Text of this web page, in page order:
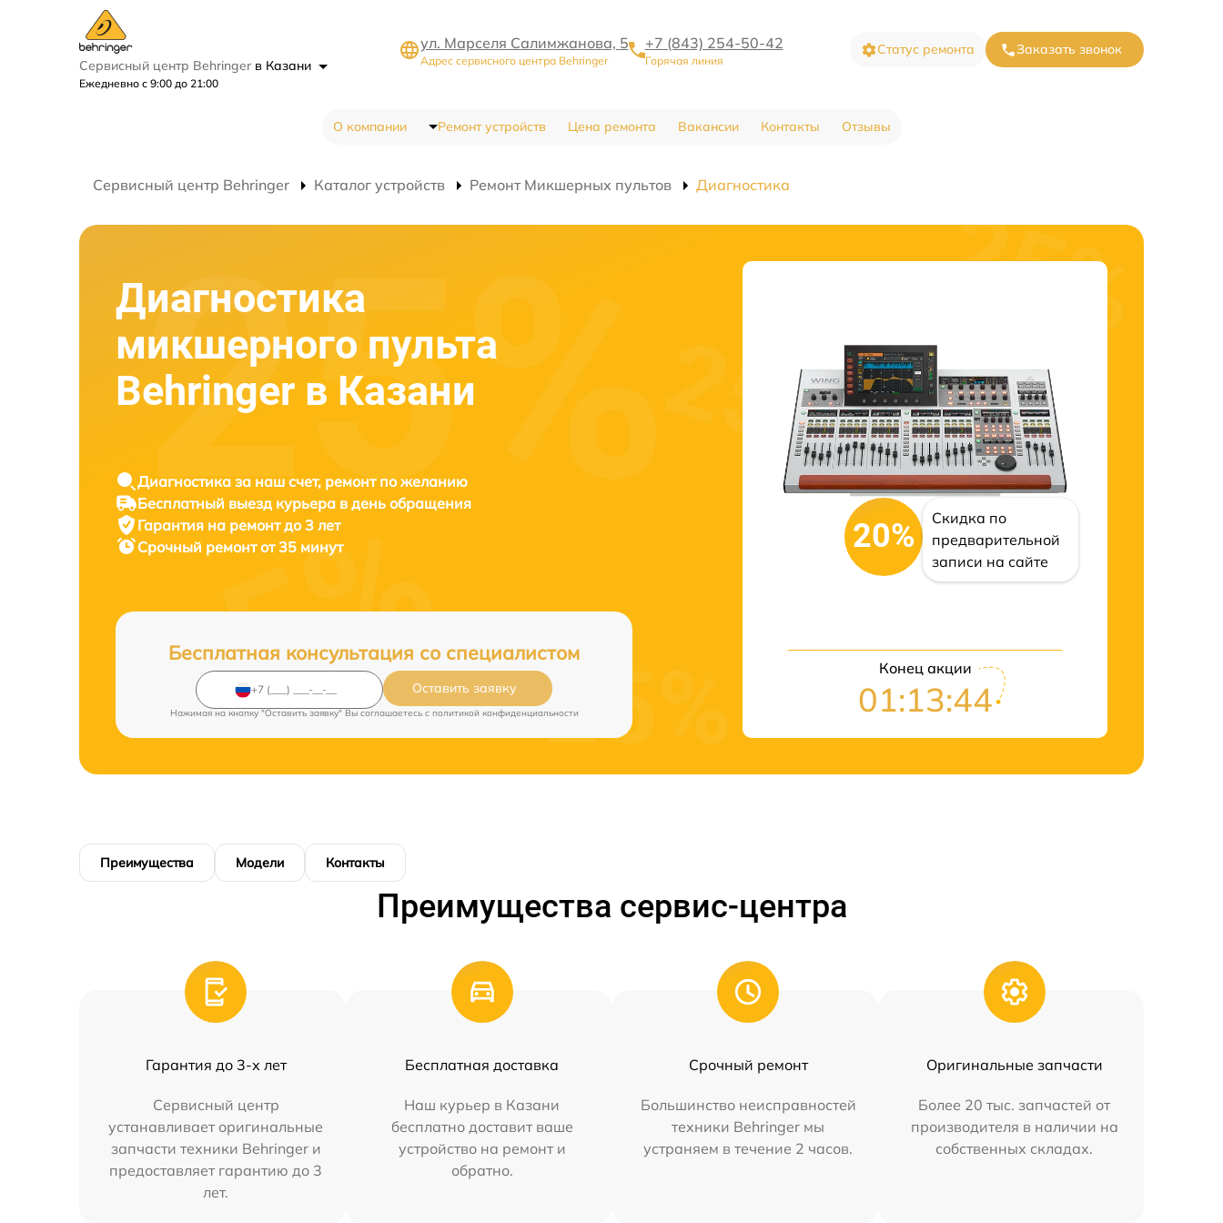
Сервисный центр Behringer в Казани
Ежедневно с 9:00 до 21:00
ул. Марселя Салимжанова, 5
Адрес сервисного центра Behringer
+7 (843) 254-50-42
Горячая линия
Статус ремонта Заказать звонок
О компании Ремонт устройств Цена ремонта Вакансии Контакты Отзывы
Сервисный центр Behringer Каталог устройств Ремонт Микшерных пультов Диагностика
Диагностика
микшерного пульта
Behringer в Казани
Диагностика за наш счет, ремонт по желанию
Бесплатный выезд курьера в день обращения
Гарантия на ремонт до 3 лет
Срочный ремонт от 35 минут
Бесплатная консультация со специалистом
Оставить заявку
Нажимая на кнопку "Оставить заявку" Вы соглашаетесь c политикой конфиденциальности
20%
Скидка по
предварительной
записи на сайте
Конец акции
01:13:43
Преимущества Модели Контакты
Преимущества сервис-центра
Гарантия до 3-х лет
Сервисный центр
устанавливает оригинальные
запчасти техники Behringer и
предоставляет гарантию до 3
лет.
Бесплатная доставка
Наш курьер в Казани
бесплатно доставит ваше
устройство на ремонт и
обратно.
Срочный ремонт
Большинство неисправностей
техники Behringer мы
устраняем в течение 2 часов.
Оригинальные запчасти
Более 20 тыс. запчастей от
производителя в наличии на
собственных складах.